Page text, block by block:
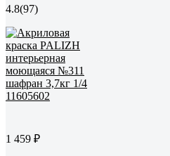
4.8(97)
1 459 ₽